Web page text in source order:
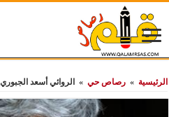
الرئيسية » رصاص حي » الروائي أسعد